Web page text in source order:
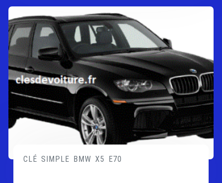
CLÉ SIMPLE BMW X5 E70